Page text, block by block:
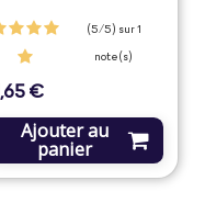
(5/5) sur 1
note(s)
€
Ajouter au
panier